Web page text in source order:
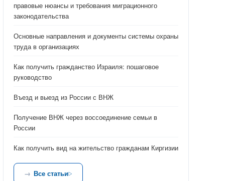
правовые нюансы и требования миграционного
законодательства
Основные направления и документы системы охраны
труда в организациях
Как получить гражданство Израиля: пошаговое
руководство
Въезд и выезд из России с ВНЖ
Получение ВНЖ через воссоединение семьи в
России
Как получить вид на жительство гражданам Киргизии
Все статьи